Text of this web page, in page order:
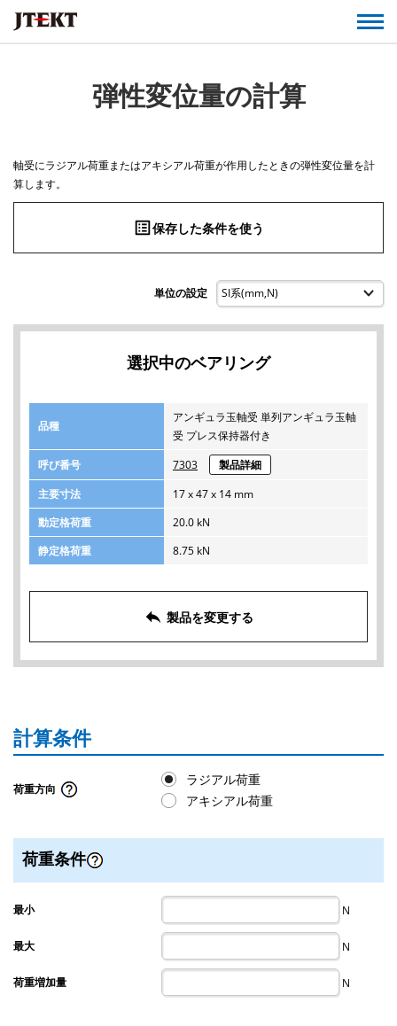
弾性変位量の計算
軸受にラジアル荷重またはアキシアル荷重が作用したときの弾性変位量を計
算します。
list_alt 保存した条件を使う
単位の設定
選択中のベアリング
品種
アンギュラ玉軸受 単列アンギュラ玉軸
受 プレス保持器付き
呼び番号
7303
製品詳細
主要寸法
17 x 47 x 14 mm
動定格荷重
20.0 kN
静定格荷重
8.75 kN
reply 製品を変更する
計算条件
荷重方向
ラジアル荷重
アキシアル荷重
荷重条件
最小 N
最大 N
荷重増加量 N